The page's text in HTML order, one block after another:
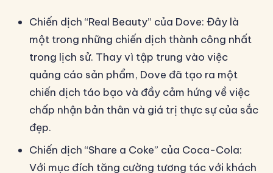
Chiến dịch “Real Beauty” của Dove: Đây là
một trong những chiến dịch thành công nhất
trong lịch sử. Thay vì tập trung vào việc
quảng cáo sản phẩm, Dove đã tạo ra một
chiến dịch táo bạo và đầy cảm hứng về việc
chấp nhận bản thân và giá trị thực sự của sắc
đẹp.
Chiến dịch “Share a Coke” của Coca-Cola:
Với mục đích tăng cường tương tác với khách